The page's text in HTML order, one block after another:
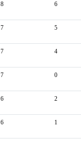
8 6
7 5
7 4
7 0
6 2
6 1